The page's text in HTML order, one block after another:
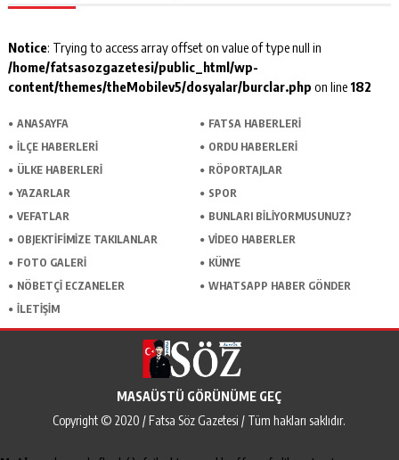
Notice: Trying to access array offset on value of type null in
/home/fatsasozgazetesi/public_html/wp-
content/themes/theMobilev5/dosyalar/burclar.php on line 182
ANASAYFA
FATSA HABERLERI
İLÇE HABERLERI
ORDU HABERLERI
ÜLKE HABERLERI
RÖPORTAJLAR
YAZARLAR
SPOR
VEFATLAR
BUNLARI BILIYORMUSUNUZ?
OBJEKTIFIMIZE TAKILANLAR
VIDEO HABERLER
FOTO GALERI
KÜNYE
NÖBETÇI ECZANELER
WHATSAPP HABER GÖNDER
İLETIŞIM
MASAÜSTÜ GÖRÜNÜME GEÇ
Copyright © 2020 / Fatsa Söz Gazetesi / Tüm hakları saklıdır.